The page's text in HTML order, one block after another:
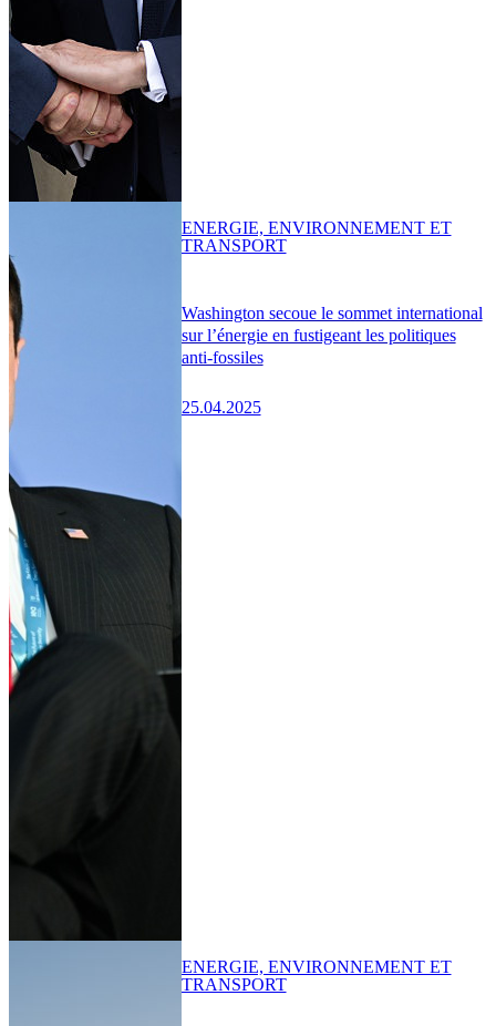
Washington secoue le sommet international
sur l’énergie en fustigeant les politiques
anti-fossiles
25.04.2025
ENERGIE, ENVIRONNEMENT ET
TRANSPORT
ENERGIE, ENVIRONNEMENT ET
TRANSPORT